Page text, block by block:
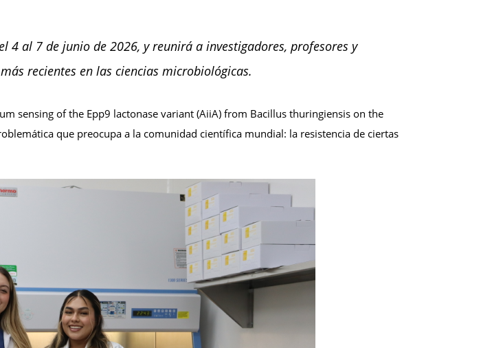
4 al 7 de junio de 2026, y reunirá a investigadores, profesores y
recientes en las ciencias microbiológicas.
sensing of the Epp9 lactonase variant (AiiA) from Bacillus thuringiensis on the
que preocupa a la comunidad científica mundial: la resistencia de ciertas